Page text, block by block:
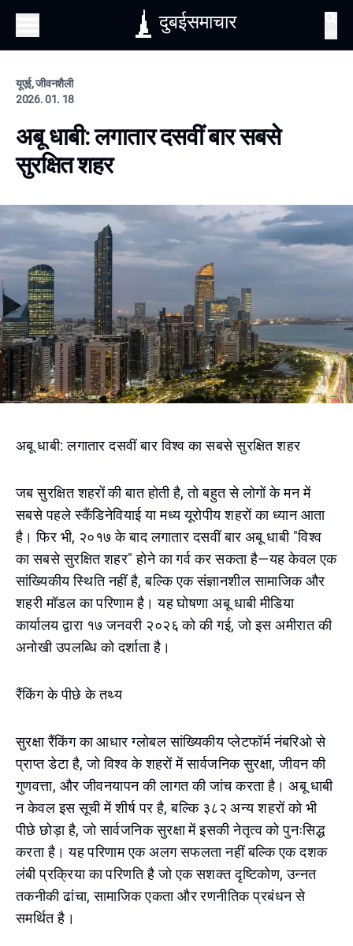
दुबईसमाचार
यूएई, जीवनशैली
2026. 01. 18
अबू धाबी: लगातार दसवीं बार सबसे
सुरक्षित शहर
अबू धाबी: लगातार दसवीं बार विश्व का सबसे सुरक्षित शहर
जब सुरक्षित शहरों की बात होती है, तो बहुत से लोगों के मन में
सबसे पहले स्कैंडिनेवियाई या मध्य यूरोपीय शहरों का ध्यान आता
है। फिर भी, २०१७ के बाद लगातार दसवीं बार अबू धाबी "विश्व
का सबसे सुरक्षित शहर" होने का गर्व कर सकता है—यह केवल एक
सांख्यिकीय स्थिति नहीं है, बल्कि एक संज्ञानशील सामाजिक और
शहरी मॉडल का परिणाम है। यह घोषणा अबू धाबी मीडिया
कार्यालय द्वारा १७ जनवरी २०२६ को की गई, जो इस अमीरात की
अनोखी उपलब्धि को दर्शाता है।
रैंकिंग के पीछे के तथ्य
सुरक्षा रैंकिंग का आधार ग्लोबल सांख्यिकीय प्लेटफॉर्म नंबरिओ से
प्राप्त डेटा है, जो विश्व के शहरों में सार्वजनिक सुरक्षा, जीवन की
गुणवत्ता, और जीवनयापन की लागत की जांच करता है। अबू धाबी
न केवल इस सूची में शीर्ष पर है, बल्कि ३८२ अन्य शहरों को भी
पीछे छोड़ा है, जो सार्वजनिक सुरक्षा में इसकी नेतृत्व को पुनःसिद्ध
करता है। यह परिणाम एक अलग सफलता नहीं बल्कि एक दशक
लंबी प्रक्रिया का परिणति है जो एक सशक्त दृष्टिकोण, उन्नत
तकनीकी ढांचा, सामाजिक एकता और रणनीतिक प्रबंधन से
समर्थित है।